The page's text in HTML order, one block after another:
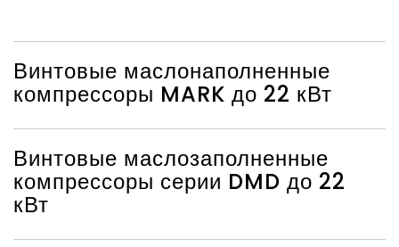
Винтовые маслонаполненные
компрессоры MARK до 22 кВт
Винтовые маслозаполненные
компрессоры серии DMD до 22
кВт